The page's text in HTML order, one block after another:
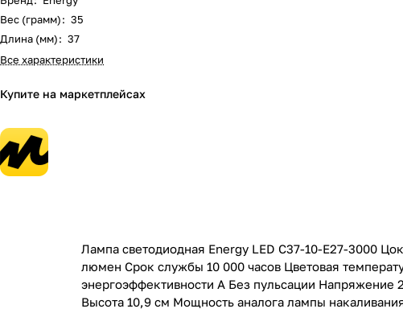
Вес (грамм): 35
Длина (мм): 37
Все характеристики
Купите на маркетплейсах
Лампа светодиодная Energy LED С37-10-E27-3000
люмен Срок службы 10 000 часов Цветовая
энергоэффективности А Без пульсации Напряжение
Высота 10,9 см Мощность аналога лампы